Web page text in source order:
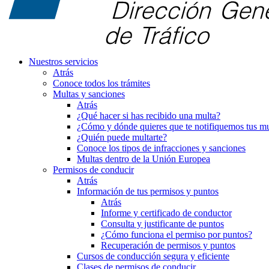
Nuestros servicios
Atrás
Conoce todos los trámites
Multas y sanciones
Atrás
¿Qué hacer si has recibido una multa?
¿Cómo y dónde quieres que te notifiquemos tus
¿Quién puede multarte?
Conoce los tipos de infracciones y sanciones
Multas dentro de la Unión Europea
Permisos de conducir
Atrás
Información de tus permisos y puntos
Atrás
Informe y certificado de conductor
Consulta y justificante de puntos
¿Cómo funciona el permiso por puntos?
Recuperación de permisos y puntos
Cursos de conducción segura y eficiente